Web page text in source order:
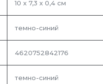
10 х 7,3 х 0,4 см
темно-синий
4620752842176
темно-синий